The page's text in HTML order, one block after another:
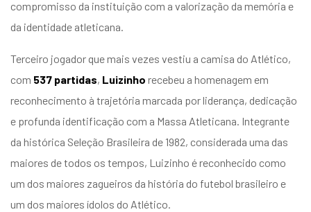
compromisso da instituição com a valorização da memória e
da identidade atleticana.
Terceiro jogador que mais vezes vestiu a camisa do Atlético,
com 537 partidas, Luizinho recebeu a homenagem em
reconhecimento à trajetória marcada por liderança, dedicação
e profunda identificação com a Massa Atleticana. Integrante
da histórica Seleção Brasileira de 1982, considerada uma das
maiores de todos os tempos, Luizinho é reconhecido como
um dos maiores zagueiros da história do futebol brasileiro e
um dos maiores ídolos do Atlético.